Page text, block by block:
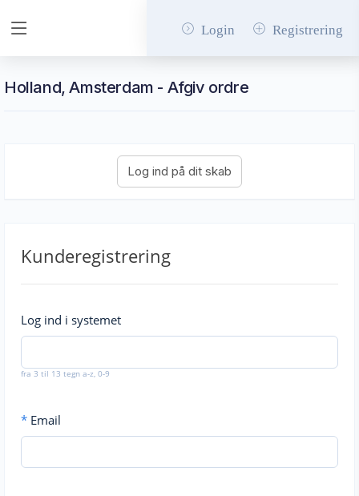
Login Registrering
Holland, Amsterdam - Afgiv ordre
Kunderegistrering
Log ind i systemet
fra 3 til 13 tegn a-z, 0-9
* Email